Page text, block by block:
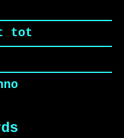
tot